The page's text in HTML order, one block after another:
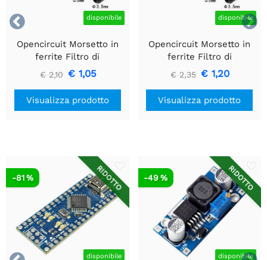

 disponibile
Opencircuit Morsetto in
ferrite Filtro di
soppressione da 3,5 mm
€ 2,10 € 1,05
Visualizza prodotto
disponibile
Opencircuit Morsetto in
ferrite Filtro di
soppressione da 7 mm
€ 2,35 € 1,20
Visualizza prodotto
RIDOTTO
disponibile
-81 % RIDOTTO
disponibile
-49 %